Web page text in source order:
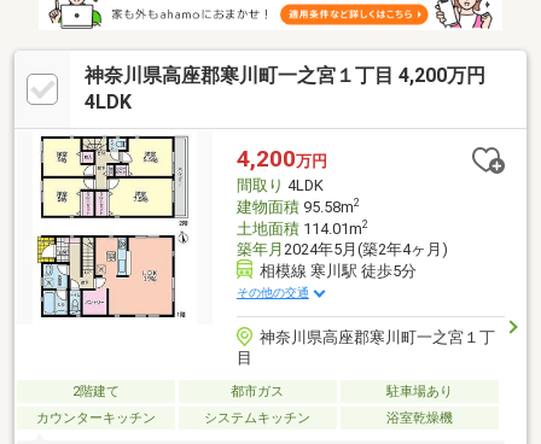
神奈川県高座郡寒川町一之宮１丁目 4,200万円
4LDK
4,200万円
間取り 4LDK
建物面積95.58m2
土地面積114.01m2
築年月 2024年5月(築2年4ヶ月)
相模線 寒川駅 徒歩5分
その他の交通
神奈川県高座郡寒川町一之宮１丁
目
2階建て 都市ガス
駐車場あり
カウンターキッチン
システムキッチン 浴室乾燥機